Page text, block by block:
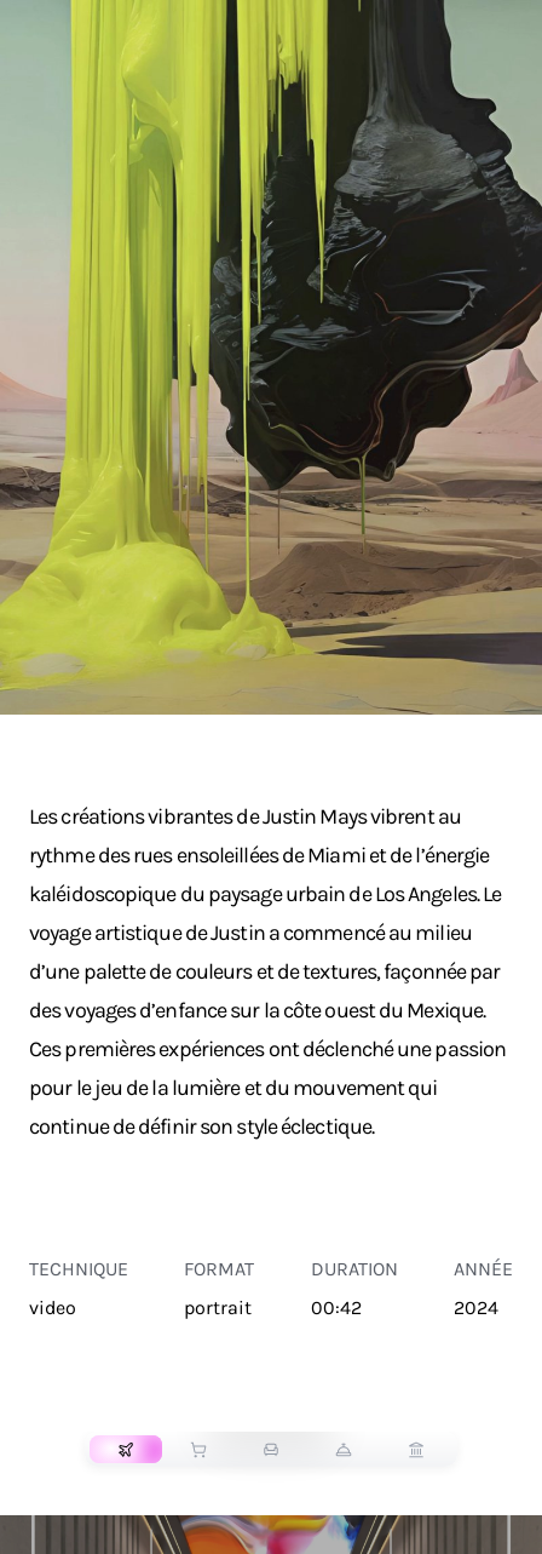
Les créations vibrantes de Justin Mays vibrent au
rythme des rues ensoleillées de Miami et de l’énergie
kaléidoscopique du paysage urbain de Los Angeles. Le
voyage artistique de Justin a commencé au milieu
d’une palette de couleurs et de textures, façonnée par
des voyages d’enfance sur la côte ouest du Mexique.
Ces premières expériences ont déclenché une passion
pour le jeu de la lumière et du mouvement qui
continue de définir son style éclectique.
TECHNIQUE
video
FORMAT
portrait
DURATION
00:42
ANNÉE
2024